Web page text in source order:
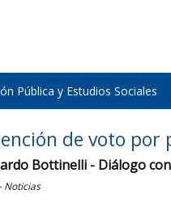
Pública y Estudios Sociales
de voto por
Bottinelli - Diálogo
Noticias